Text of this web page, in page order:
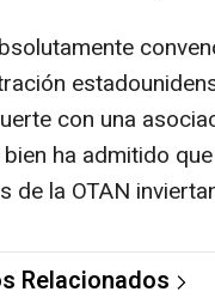
con una
ha admitido
de la OTAN
Relacionados